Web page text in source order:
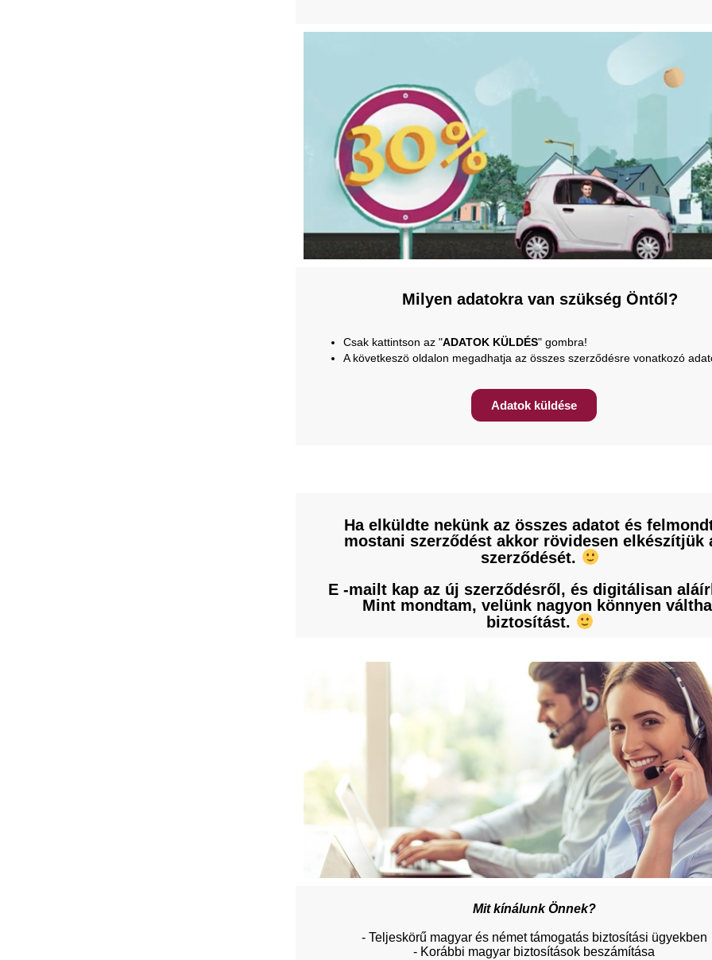
Milyen adatokra van szükség Öntől?
Csak kattintson az "ADATOK KÜLDÉS" gombra!
A követkeszö oldalon megadhatja az összes szerződésre vonatkozó
Adatok küldése
Ha elküldte nekünk az összes adatot és
mostani szerződést akkor rövidesen elkészítjük
szerződését.
E -mailt kap az új szerződésről, és digitálisan
Mint mondtam, velünk nagyon könnyen
biztosítást.
Mit kínálunk Önnek?
- Teljeskörű magyar és német támogatás biztosítási ügyekben
- Korábbi magyar biztosítások beszámítása